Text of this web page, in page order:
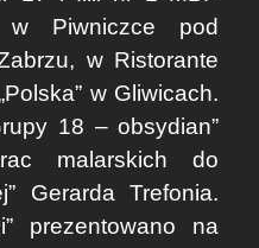
Piwniczce pod
w Ristorante
w Gliwicach.
18 – obsydian”
malarskich do
Gerarda Trefonia.
prezentowano na